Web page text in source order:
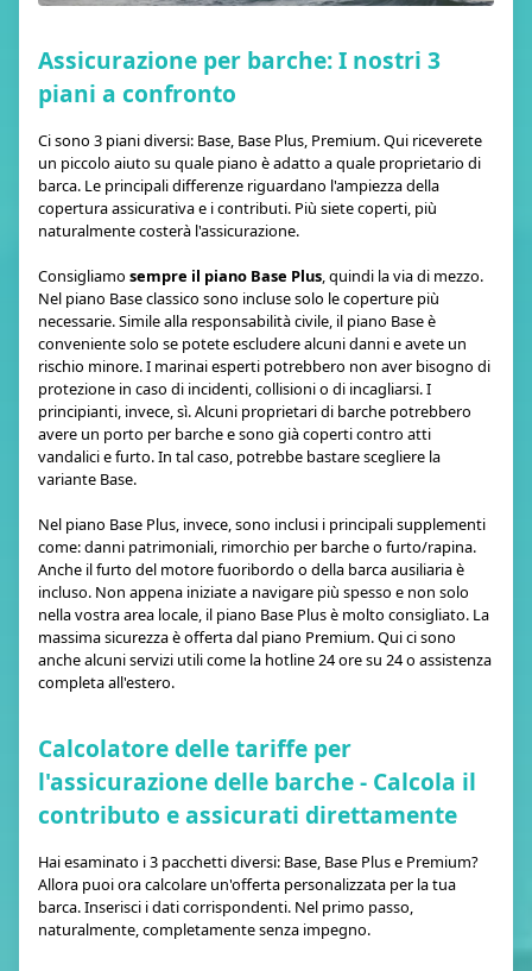
Assicurazione per barche: I nostri 3
piani a confronto
Ci sono 3 piani diversi: Base, Base Plus, Premium. Qui riceverete
un piccolo aiuto su quale piano è adatto a quale proprietario di
barca. Le principali differenze riguardano l'ampiezza della
copertura assicurativa e i contributi. Più siete coperti, più
naturalmente costerà l'assicurazione.
Consigliamo sempre il piano Base Plus, quindi la via di mezzo.
Nel piano Base classico sono incluse solo le coperture più
necessarie. Simile alla responsabilità civile, il piano Base è
conveniente solo se potete escludere alcuni danni e avete un
rischio minore. I marinai esperti potrebbero non aver bisogno di
protezione in caso di incidenti, collisioni o di incagliarsi. I
principianti, invece, sì. Alcuni proprietari di barche potrebbero
avere un porto per barche e sono già coperti contro atti
vandalici e furto. In tal caso, potrebbe bastare scegliere la
variante Base.
Nel piano Base Plus, invece, sono inclusi i principali supplementi
come: danni patrimoniali, rimorchio per barche o furto/rapina.
Anche il furto del motore fuoribordo o della barca ausiliaria è
incluso. Non appena iniziate a navigare più spesso e non solo
nella vostra area locale, il piano Base Plus è molto consigliato. La
massima sicurezza è offerta dal piano Premium. Qui ci sono
anche alcuni servizi utili come la hotline 24 ore su 24 o assistenza
completa all'estero.
Calcolatore delle tariffe per
l'assicurazione delle barche - Calcola il
contributo e assicurati direttamente
Hai esaminato i 3 pacchetti diversi: Base, Base Plus e Premium?
Allora puoi ora calcolare un'offerta personalizzata per la tua
barca. Inserisci i dati corrispondenti. Nel primo passo,
naturalmente, completamente senza impegno.